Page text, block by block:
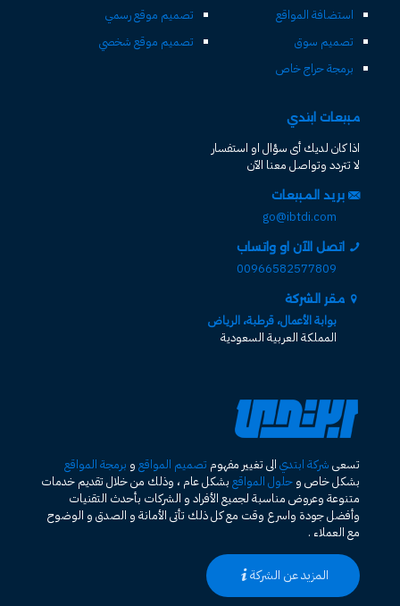
استضافة المواقع
تصميم سوق
برمجة حراج خاص
تصميم موقع رسمي
تصميم موقع شخصي
مبيعات ابتدي
اذا كان لديك أى سؤال او استفسار
لا تتردد وتواصل معنا الآن
بريد المبيعات
go@ibtdi.com
اتصل الآن او واتساب
00966582577809
مقر الشركة
بوابة الأعمال، قرطبة، الرياض
المملكة العربية السعودية
تسعى شركة ابتدي الى تغيير مفهوم تصميم المواقع و برمجة المواقع
بشكل خاص و حلول المواقع بشكل عام ، وذلك من خلال تقديم خدمات
متنوعة وعروض مناسبة لجميع الأفراد و الشركات بأحدث التقنيات
وأفضل جودة واسرع وقت مع كل ذلك تأتى الأمانة و الصدق و الوضوح
مع العملاء .
المزيد عن الشركة